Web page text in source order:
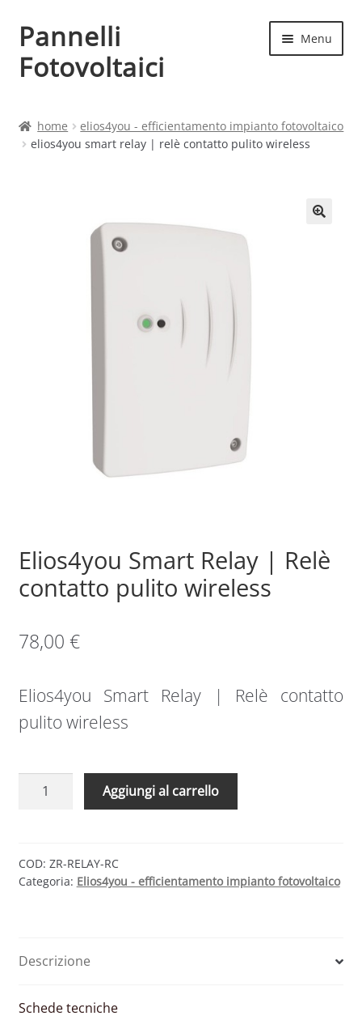
Vai
alla
navigazione
Vai
al
contenuto
Pannelli
Fotovoltaici
Menu
Cart
home
elios4you - efficientamento impianto fotovoltaico
elios4you smart relay | relè contatto pulito wireless
Elios4you Smart Relay | Relè
contatto pulito wireless
78,00 €
Elios4you Smart Relay | Relè contatto
pulito wireless
Elios4you
Relè
contatto
Aggiungi al carrello
COD: ZR-RELAY-RC
Categoria: Elios4you - efficientamento impianto fotovoltaico
Descrizione
Schede tecniche